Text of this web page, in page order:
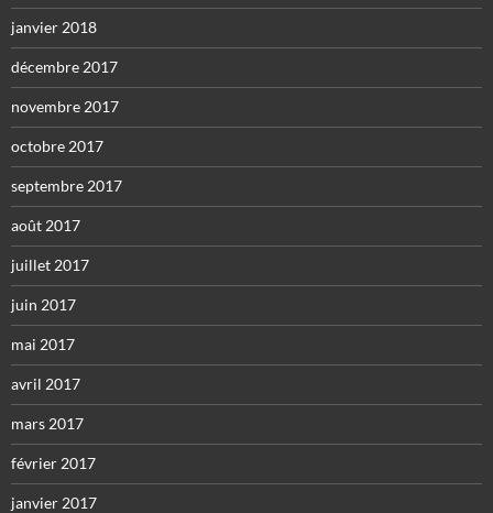
janvier 2018
décembre 2017
novembre 2017
octobre 2017
septembre 2017
août 2017
juillet 2017
juin 2017
mai 2017
avril 2017
mars 2017
février 2017
janvier 2017